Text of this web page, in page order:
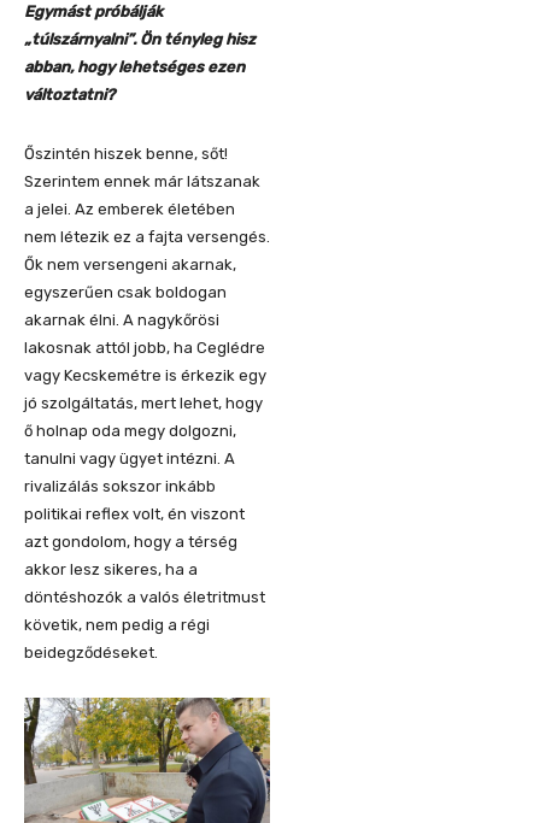
Egymást próbálják
„túlszárnyalni”. Ön tényleg hisz
abban, hogy lehetséges ezen
változtatni?
Őszintén hiszek benne, sőt!
Szerintem ennek már látszanak
a jelei. Az emberek életében
nem létezik ez a fajta versengés.
Ők nem versengeni akarnak,
egyszerűen csak boldogan
akarnak élni. A nagykőrösi
lakosnak attól jobb, ha Ceglédre
vagy Kecskemétre is érkezik egy
jó szolgáltatás, mert lehet, hogy
ő holnap oda megy dolgozni,
tanulni vagy ügyet intézni. A
rivalizálás sokszor inkább
politikai reflex volt, én viszont
azt gondolom, hogy a térség
akkor lesz sikeres, ha a
döntéshozók a valós életritmust
követik, nem pedig a régi
beidegződéseket.